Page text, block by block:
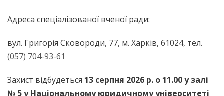
Адреса спеціалізованої вченої ради:
вул. Григорія Сковороди, 77, м. Харків, 61024, тел.
(057) 704-93-61
Захист відбудеться 13 серпня 2026 р. о 11.00у залі
№ 5 у Національному юридичному університеті